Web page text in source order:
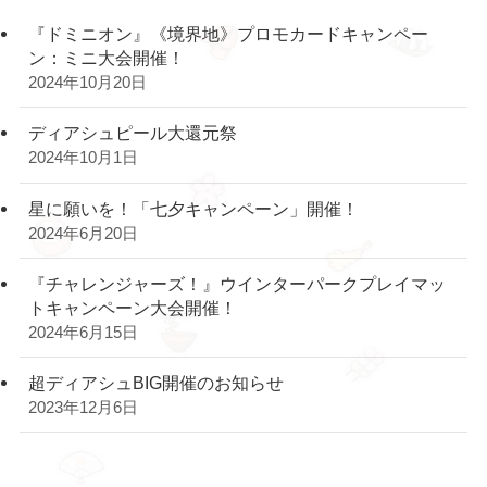
『ドミニオン』《境界地》プロモカードキャンペー
ン：ミニ大会開催！
2024年10月20日
ディアシュピール大還元祭
2024年10月1日
星に願いを！「七夕キャンペーン」開催！
2024年6月20日
『チャレンジャーズ！』ウインターパークプレイマッ
トキャンペーン大会開催！
2024年6月15日
超ディアシュBIG開催のお知らせ
2023年12月6日